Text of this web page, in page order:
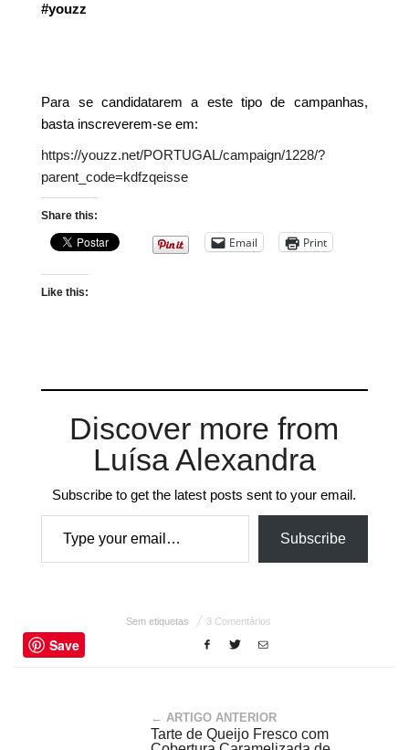
#youzz
Para se candidatarem a este tipo de campanhas,
basta inscreverem-se em:
https://youzz.net/PORTUGAL/campaign/1228/?
parent_code=kdfzqeisse
Share this:
Email Print
Like this:
Discover more from
Luísa Alexandra
Subscribe to get the latest posts sent to your email.
Type your email…
Subscribe
Sem etiquetas 3 Comentários
Save
← ARTIGO ANTERIOR
Tarte de Queijo Fresco com